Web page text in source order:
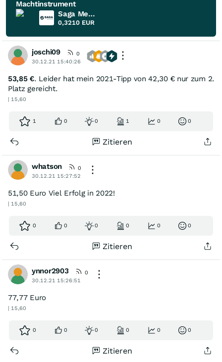
Machtinstrument
Saga Metals
0,3210 EUR
joschi09
0
30.12.21 15:40:26
53,85 €. Leider hat mein 2021-Tipp von 42,30 € nur zum 2.
Platz gereicht.
| 15,60
1 0 0 1 0 0
Zitieren
whatson
0
30.12.21 15:27:52
51,50 Euro Viel Erfolg in 2022!
| 15,60
0 0 0 0 0 0
Zitieren
ynnor2903
0
30.12.21 15:26:51
77,77 Euro
| 15,60
0 0 0 0 0 0
Zitieren